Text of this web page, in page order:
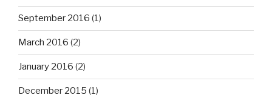
September 2016 (1)
March 2016 (2)
January 2016 (2)
December 2015 (1)